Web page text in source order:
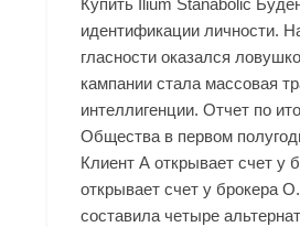
Купить Ilium Stanabolic
идентификации личности.
гласности оказался
кампании стала массовая
интеллигенции. Отчет по
Общества в первом
Клиент А открывает счет у
открывает счет у брокера
составила четыре